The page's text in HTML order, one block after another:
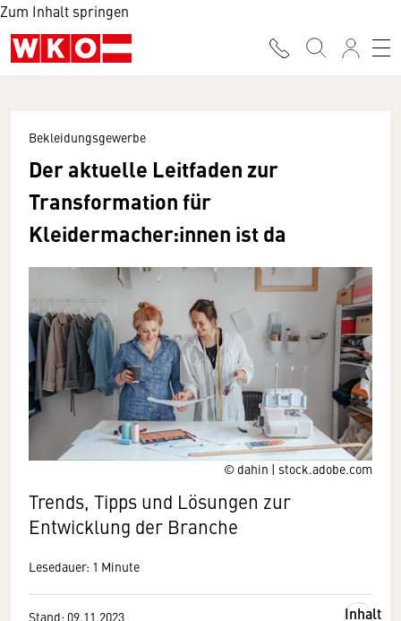
Zum Inhalt springen
© dahin | stock.adobe.com
Bekleidungsgewerbe
Der aktuelle Leitfaden zur
Transformation für
Kleidermacher:innen ist da
Trends, Tipps und Lösungen zur
Entwicklung der Branche
Lesedauer: 1 Minute
Stand: 09.11.2023
Inhalt